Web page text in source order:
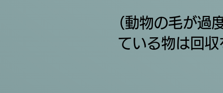
（動物の毛が過
ている物は回